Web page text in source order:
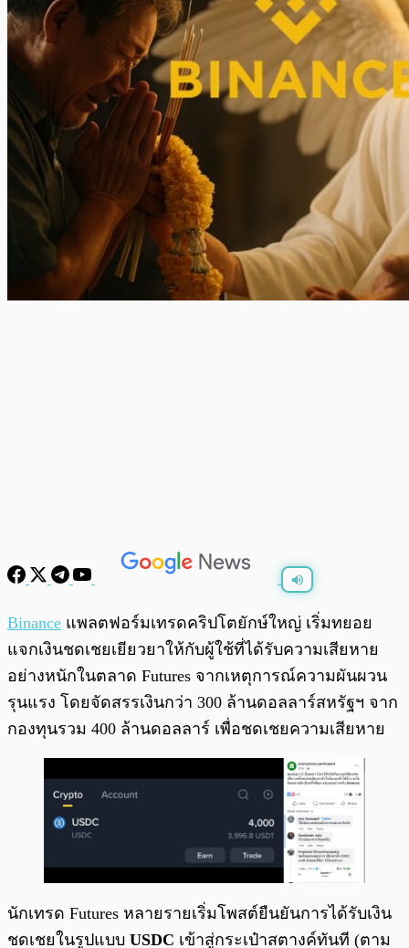
0:00
Binance แพลตฟอร์มเทรดคริปโตยักษ์ใหญ่ เริ่มทยอย
แจกเงินชดเชยเยียวยาให้กับผู้ใช้ที่ได้รับความเสียหาย
อย่างหนักในตลาด Futures จากเหตุการณ์ความผันผวน
รุนแรง โดยจัดสรรเงินกว่า 300 ล้านดอลลาร์สหรัฐฯ จาก
กองทุนรวม 400 ล้านดอลลาร์ เพื่อชดเชยความเสียหาย
นักเทรด Futures หลายรายเริ่มโพสต์ยืนยันการได้รับเงิน
ชดเชยในรูปแบบ USDC เข้าสู่กระเป๋าสตางค์ทันที (ตาม